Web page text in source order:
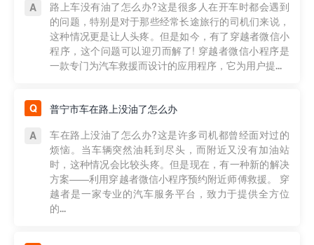
路上车没有油了怎么办?这是很多人在开车时都会遇到
的问题，特别是对于那些经常长途旅行的司机们来说，
这种情况更是让人头疼。但是如今，有了穿越者微信小
程序，这个问题可以迎刃而解了! 穿越者微信小程序是
一款专门为汽车救援而设计的应用程序，它为用户提...
普宁市车在路上没油了怎么办
车在路上没油了怎么办?这是许多司机都曾经面对过的
烦恼。当车辆突然油耗到尽头，而附近又没有加油站
时，这种情况会比较头疼。但是现在，有一种新的解决
方案——利用穿越者微信小程序预约附近师傅救援。 穿
越者是一家专业的汽车服务平台，致力于提供全方位
的...